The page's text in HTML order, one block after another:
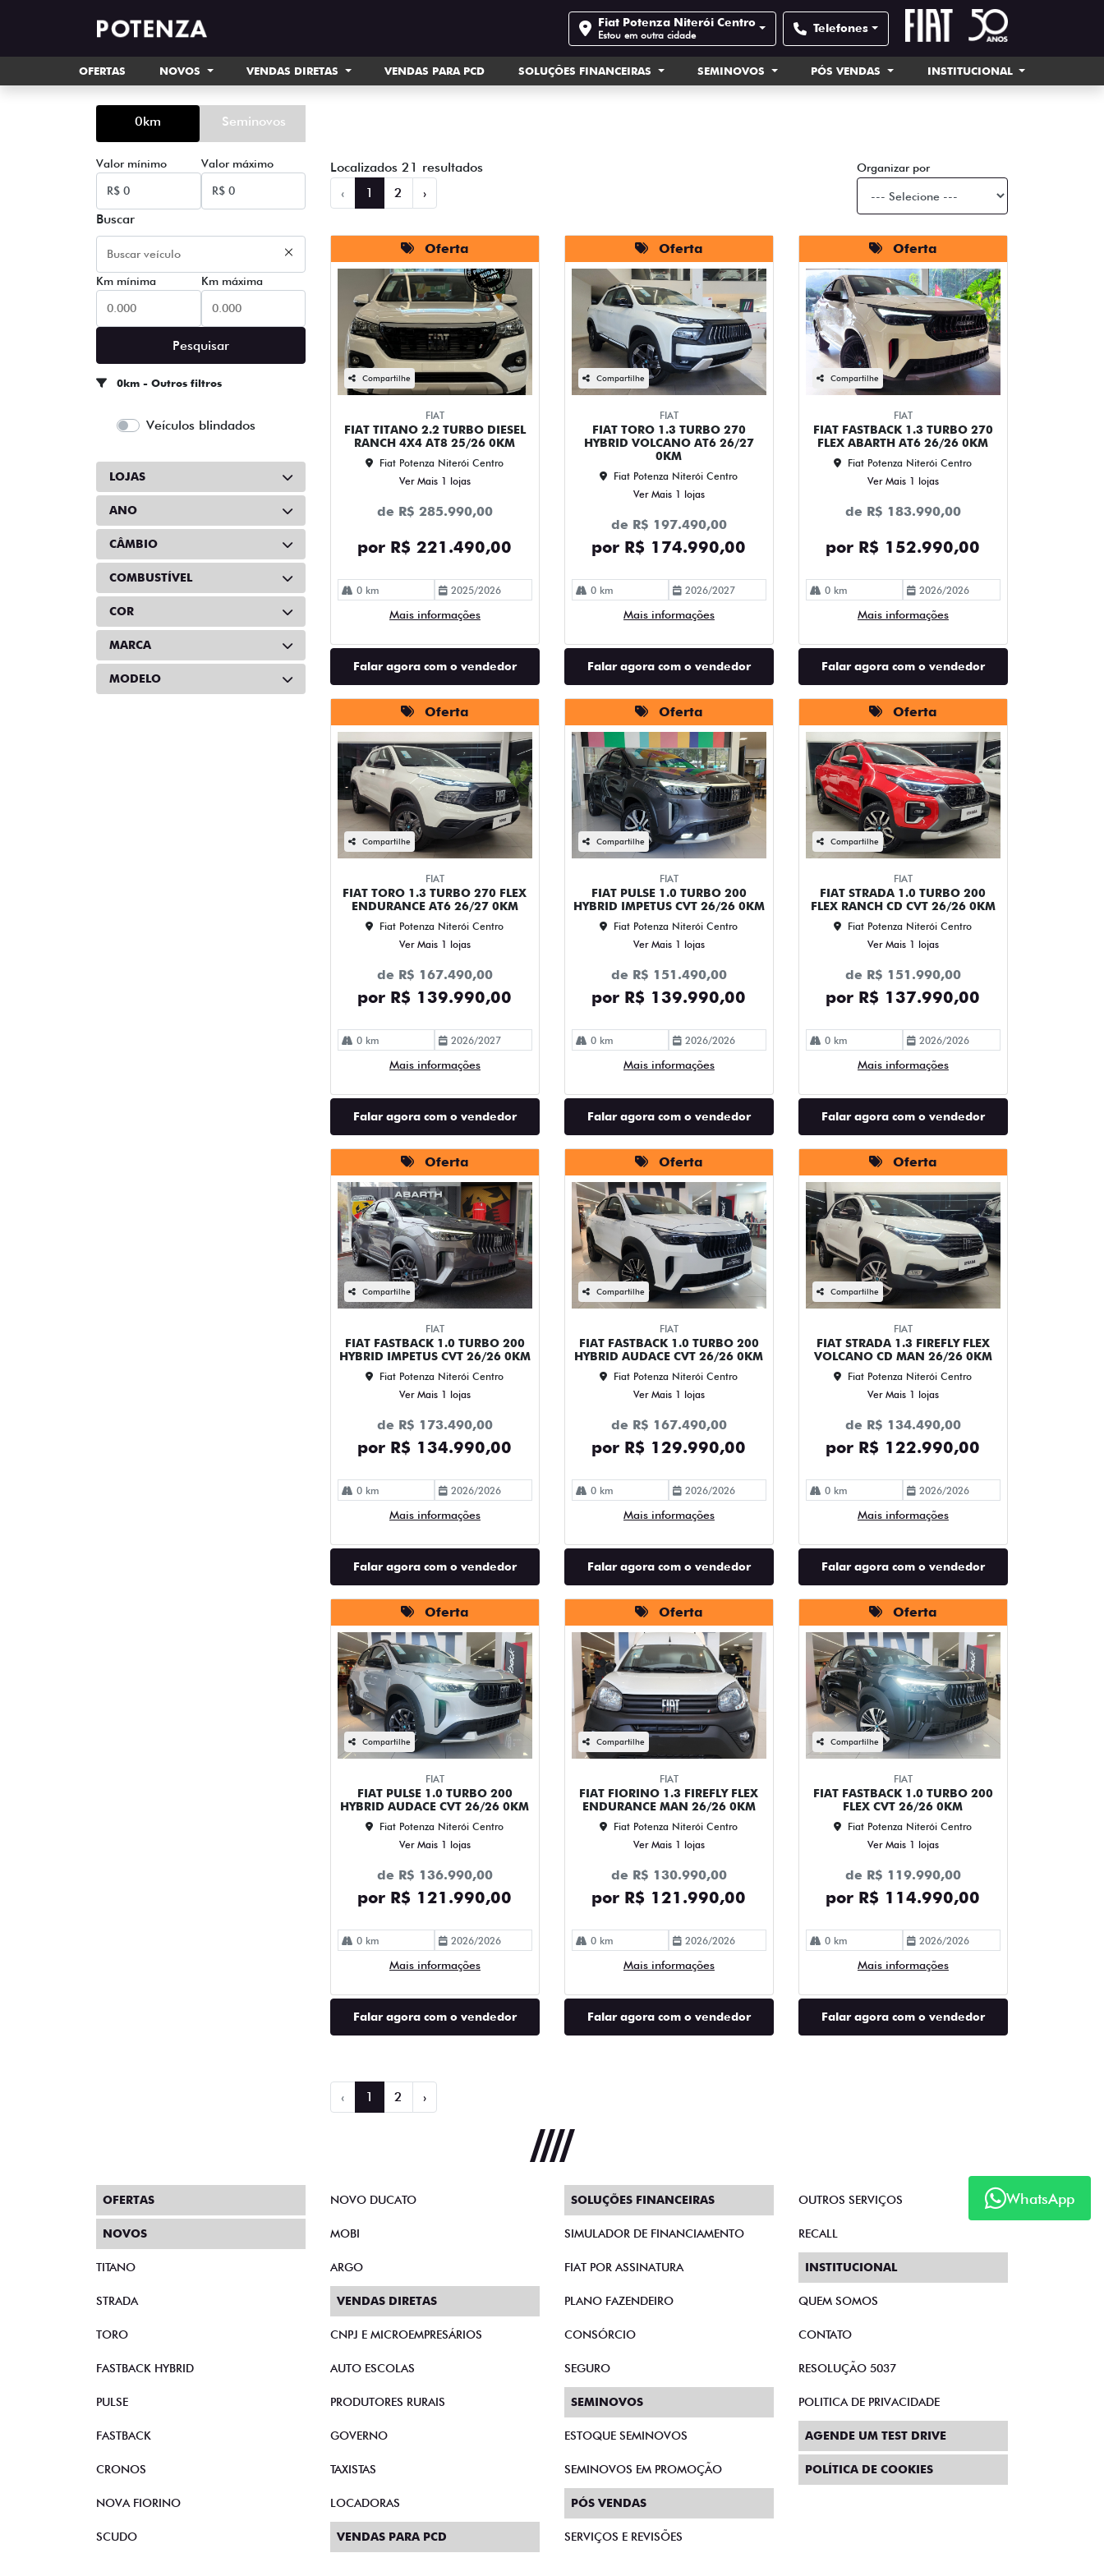
Fiat Potenza Niterói Centro
Estou em outra cidade Telefones
OFERTAS NOVOS VENDAS DIRETAS VENDAS PARA PCD SOLUÇÕES FINANCEIRAS SEMINOVOS PÓS VENDAS INSTITUCIONAL
0km Seminovos
Valor mínimo Valor máximo
Buscar
Km mínima Km máxima
Pesquisar
0km - Outros filtros
Veículos blindados
LOJAS
ANO
CÂMBIO
COMBUSTÍVEL
COR
MARCA
MODELO
Localizados 21 resultados
‹
1 2 ›
Organizar por
Oferta
Compartilhe
FIAT
FIAT TITANO 2.2 TURBO DIESEL
RANCH 4X4 AT8 25/26 0KM
Fiat Potenza Niterói Centro
Ver Mais 1 lojas
de R$ 285.990,00
por R$ 221.490,00
0 km 2025/2026
Mais informações
Falar agora com o vendedor
Oferta
Compartilhe
FIAT
FIAT TORO 1.3 TURBO 270
HYBRID VOLCANO AT6 26/27
0KM
Fiat Potenza Niterói Centro
Ver Mais 1 lojas
de R$ 197.490,00
por R$ 174.990,00
0 km 2026/2027
Mais informações
Falar agora com o vendedor
Oferta
Compartilhe
FIAT
FIAT FASTBACK 1.3 TURBO 270
FLEX ABARTH AT6 26/26 0KM
Fiat Potenza Niterói Centro
Ver Mais 1 lojas
de R$ 183.990,00
por R$ 152.990,00
0 km 2026/2026
Mais informações
Falar agora com o vendedor
Oferta
Compartilhe
FIAT
FIAT TORO 1.3 TURBO 270 FLEX
ENDURANCE AT6 26/27 0KM
Fiat Potenza Niterói Centro
Ver Mais 1 lojas
de R$ 167.490,00
por R$ 139.990,00
0 km 2026/2027
Mais informações
Falar agora com o vendedor
Oferta
Compartilhe
FIAT
FIAT PULSE 1.0 TURBO 200
HYBRID IMPETUS CVT 26/26 0KM
Fiat Potenza Niterói Centro
Ver Mais 1 lojas
de R$ 151.490,00
por R$ 139.990,00
0 km 2026/2026
Mais informações
Falar agora com o vendedor
Oferta
Compartilhe
FIAT
FIAT STRADA 1.0 TURBO 200
FLEX RANCH CD CVT 26/26 0KM
Fiat Potenza Niterói Centro
Ver Mais 1 lojas
de R$ 151.990,00
por R$ 137.990,00
0 km 2026/2026
Mais informações
Falar agora com o vendedor
Oferta
Compartilhe
FIAT
FIAT FASTBACK 1.0 TURBO 200
HYBRID IMPETUS CVT 26/26 0KM
Fiat Potenza Niterói Centro
Ver Mais 1 lojas
de R$ 173.490,00
por R$ 134.990,00
0 km 2026/2026
Mais informações
Falar agora com o vendedor
Oferta
Compartilhe
FIAT
FIAT FASTBACK 1.0 TURBO 200
HYBRID AUDACE CVT 26/26 0KM
Fiat Potenza Niterói Centro
Ver Mais 1 lojas
de R$ 167.490,00
por R$ 129.990,00
0 km 2026/2026
Mais informações
Falar agora com o vendedor
Oferta
Compartilhe
FIAT
FIAT STRADA 1.3 FIREFLY FLEX
VOLCANO CD MAN 26/26 0KM
Fiat Potenza Niterói Centro
Ver Mais 1 lojas
de R$ 134.490,00
por R$ 122.990,00
0 km 2026/2026
Mais informações
Falar agora com o vendedor
Oferta
Compartilhe
FIAT
FIAT PULSE 1.0 TURBO 200
HYBRID AUDACE CVT 26/26 0KM
Fiat Potenza Niterói Centro
Ver Mais 1 lojas
de R$ 136.990,00
por R$ 121.990,00
0 km 2026/2026
Mais informações
Falar agora com o vendedor
Oferta
Compartilhe
FIAT
FIAT FIORINO 1.3 FIREFLY FLEX
ENDURANCE MAN 26/26 0KM
Fiat Potenza Niterói Centro
Ver Mais 1 lojas
de R$ 130.990,00
por R$ 121.990,00
0 km 2026/2026
Mais informações
Falar agora com o vendedor
Oferta
Compartilhe
FIAT
FIAT FASTBACK 1.0 TURBO 200
FLEX CVT 26/26 0KM
Fiat Potenza Niterói Centro
Ver Mais 1 lojas
de R$ 119.990,00
por R$ 114.990,00
0 km 2026/2026
Mais informações
Falar agora com o vendedor
‹ 1 2 ›
WhatsApp
OFERTAS
NOVOS
TITANO
STRADA
TORO
FASTBACK HYBRID
PULSE
FASTBACK
CRONOS
NOVA FIORINO
SCUDO
NOVO DUCATO
MOBI
ARGO
VENDAS DIRETAS
CNPJ E MICROEMPRESÁRIOS
AUTO ESCOLAS
PRODUTORES RURAIS
GOVERNO
TAXISTAS
LOCADORAS
VENDAS PARA PCD
SOLUÇÕES FINANCEIRAS
SIMULADOR DE FINANCIAMENTO
FIAT POR ASSINATURA
PLANO FAZENDEIRO
CONSÓRCIO
SEGURO
SEMINOVOS
ESTOQUE SEMINOVOS
SEMINOVOS EM PROMOÇÃO
PÓS VENDAS
SERVIÇOS E REVISÕES
OUTROS SERVIÇOS
RECALL
INSTITUCIONAL
QUEM SOMOS
CONTATO
RESOLUÇÃO 5037
POLITICA DE PRIVACIDADE
AGENDE UM TEST DRIVE
POLÍTICA DE COOKIES